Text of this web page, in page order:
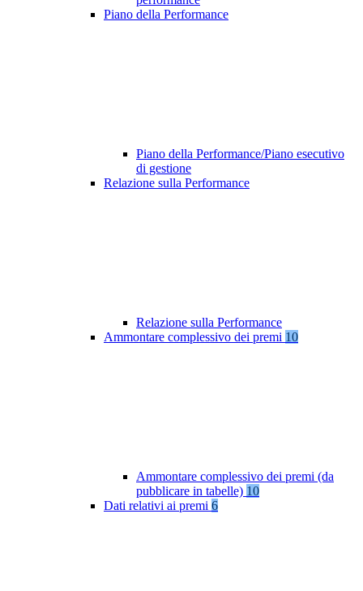
Piano della Performance
Piano della Performance/Piano esecutivo
di gestione
Relazione sulla Performance
Relazione sulla Performance
Ammontare complessivo dei premi 10
Ammontare complessivo dei premi (da
pubblicare in tabelle) 10
Dati relativi ai premi 6